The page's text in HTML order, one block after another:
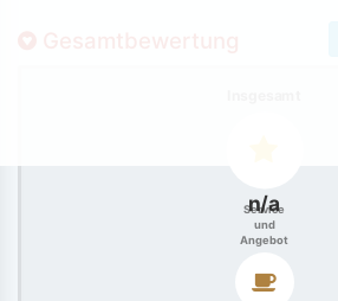
n/a
Service
und
Angebot